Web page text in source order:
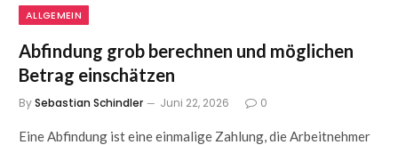
ALLGEMEIN
Abfindung grob berechnen und möglichen
Betrag einschätzen
BySebastian Schindler Juni 22, 2026 0
Eine Abfindung ist eine einmalige Zahlung, die Arbeitnehmer